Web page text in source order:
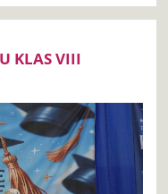
KLAS VIII